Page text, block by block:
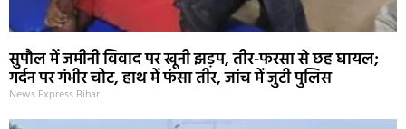
सुपौल में जमीनी विवाद पर खूनी झड़प, तीर-फरसा से छह घायल;
गर्दन पर गंभीर चोट, हाथ में फंसा तीर, जांच में जुटी पुलिस
News Express Bihar